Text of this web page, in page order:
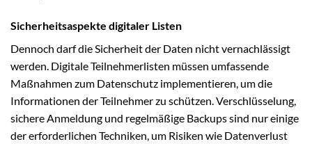
Sicherheitsaspekte digitaler Listen
Dennoch darf die Sicherheit der Daten nicht vernachlässigt
werden. Digitale Teilnehmerlisten müssen umfassende
Maßnahmen zum Datenschutz implementieren, um die
Informationen der Teilnehmer zu schützen. Verschlüsselung,
sichere Anmeldung und regelmäßige Backups sind nur einige
der erforderlichen Techniken, um Risiken wie Datenverlust